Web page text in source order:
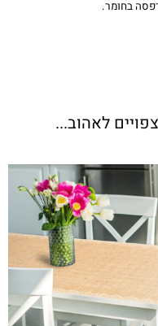
בחומר.
לאהוב...